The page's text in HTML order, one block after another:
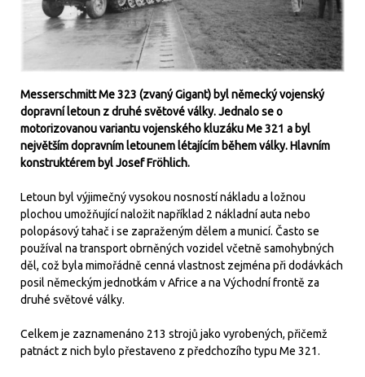
Messerschmitt Me 323 (zvaný Gigant) byl německý vojenský
dopravní letoun z druhé světové války. Jednalo se o
motorizovanou variantu vojenského kluzáku Me 321 a byl
největším dopravním letounem létajícím během války. Hlavním
konstruktérem byl Josef Fröhlich.
Letoun byl výjimečný vysokou nosností nákladu a ložnou
plochou umožňující naložit například 2 nákladní auta nebo
polopásový tahač i se zapraženým dělem a municí. Často se
používal na transport obrněných vozidel včetně samohybných
děl, což byla mimořádně cenná vlastnost zejména při dodávkách
posil německým jednotkám v Africe a na Východní frontě za
druhé světové války.
Celkem je zaznamenáno 213 strojů jako vyrobených, přičemž
patnáct z nich bylo přestaveno z předchozího typu Me 321.